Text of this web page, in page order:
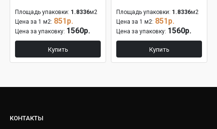
Площадь упаковки: 1.8336м2
Цена за 1 м2: 851р.
Цена за упаковку: 1560р.
Купить
Площадь упаковки: 1.8336м2
Цена за 1 м2: 851р.
Цена за упаковку: 1560р.
Купить
КОНТАКТЫ